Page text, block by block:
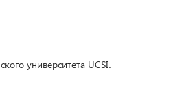
университета UCSI.